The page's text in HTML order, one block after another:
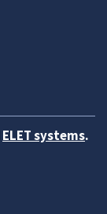
ELET systems.